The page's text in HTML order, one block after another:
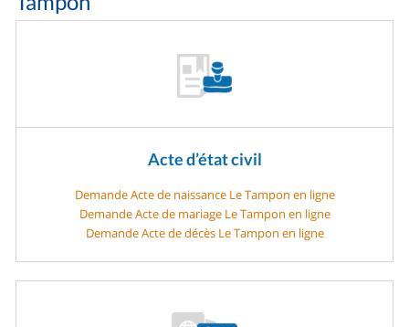
Acte d’état civil
Demande Acte de naissance Le Tampon en ligne
Demande Acte de mariage Le Tampon en ligne
Demande Acte de décès Le Tampon en ligne